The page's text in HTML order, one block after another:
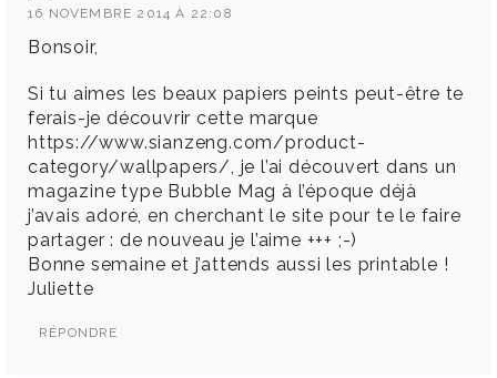
16 NOVEMBRE 2014 À 22:08
Bonsoir,
Si tu aimes les beaux papiers peints peut-être te
ferais-je découvrir cette marque
https://www.sianzeng.com/product-
category/wallpapers/, je l’ai découvert dans un
magazine type Bubble Mag à l’époque déjà
j’avais adoré, en cherchant le site pour te le faire
partager : de nouveau je l’aime +++ ;-)
Bonne semaine et j’attends aussi les printable !
Juliette
RÉPONDRE